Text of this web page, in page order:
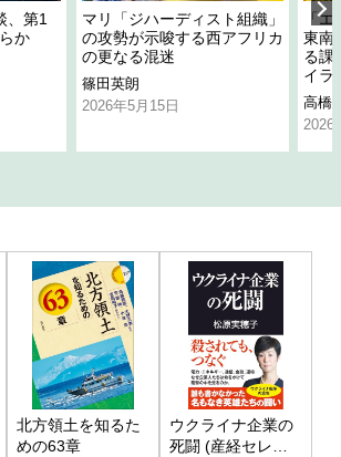
、第1
か
マリ「ジハーディスト組織」
の攻勢が示唆する西アフリカ
の更なる混迷
篠田英朗
2026年5月15日
「
東南
る課
イラ
高橋
2026
北方領土を知るた
めの63章
ウクライナ企業の
死闘 (産経セレク